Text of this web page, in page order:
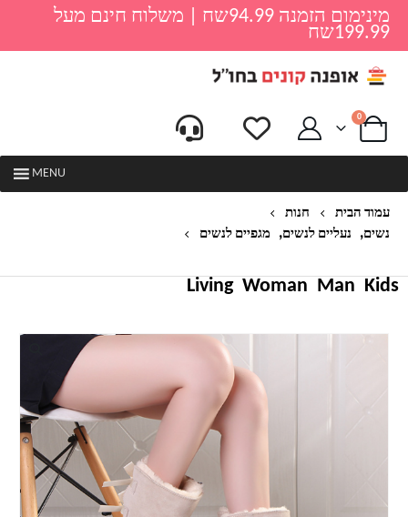
מינימום הזמנה 94.99שח | משלוח חינם מעל
199.99שח
0
MENU
עמוד הבית
חנות
נשים, נעליים לנשים, מגפיים לנשים
Kids
Man
Woman
Living